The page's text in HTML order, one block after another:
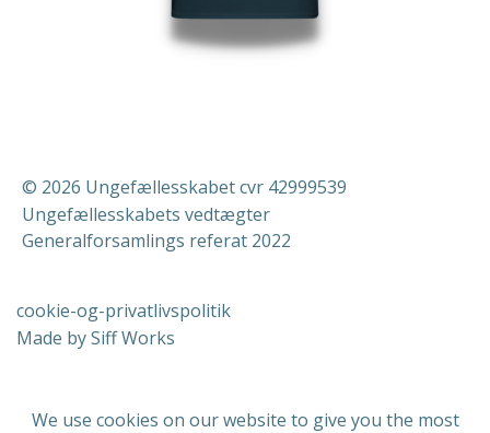
© 2026 Ungefællesskabet cvr 42999539
Ungefællesskabets vedtægter
Generalforsamlings referat 2022
cookie-og-privatlivspolitik
Made by Siff Works
We use cookies on our website to give you the most